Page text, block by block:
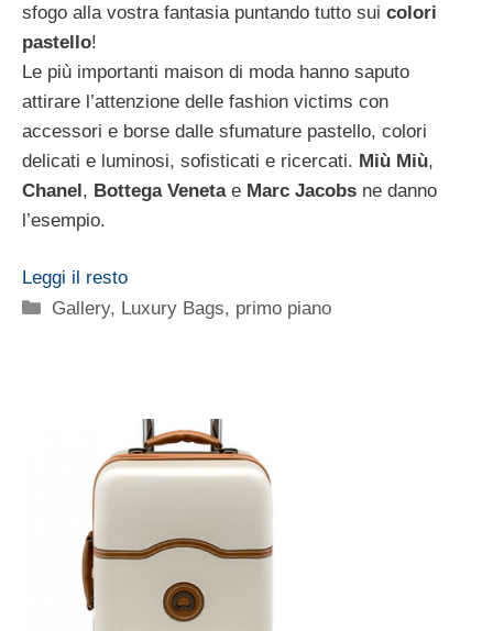
sfogo alla vostra fantasia puntando tutto sui colori
pastello!
Le più importanti maison di moda hanno saputo
attirare l’attenzione delle fashion victims con
accessori e borse dalle sfumature pastello, colori
delicati e luminosi, sofisticati e ricercati. Miù Miù,
Chanel, Bottega Venetae Marc Jacobs ne danno
l’esempio.
Leggi il resto
Categorie
Gallery, Luxury Bags, primo piano